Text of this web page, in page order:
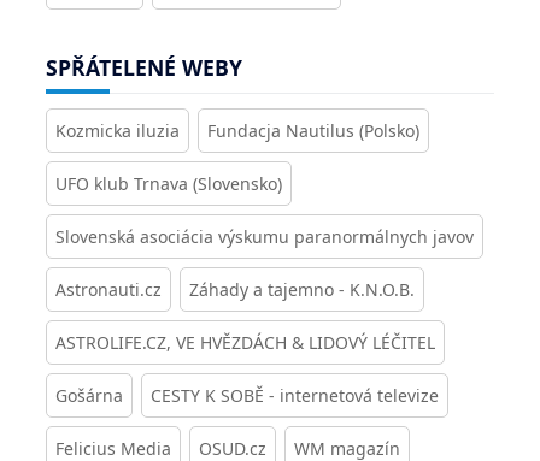
SPŘÁTELENÉ WEBY
Kozmicka iluzia Fundacja Nautilus (Polsko)
UFO klub Trnava (Slovensko)
Slovenská asociácia výskumu paranormálnych javov
Astronauti.cz Záhady a tajemno - K.N.O.B.
ASTROLIFE.CZ, VE HVĚZDÁCH & LIDOVÝ LÉČITEL
Gošárna CESTY K SOBĚ - internetová televize
Felicius Media OSUD.cz WM magazín